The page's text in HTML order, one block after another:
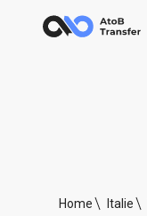
Home Italie